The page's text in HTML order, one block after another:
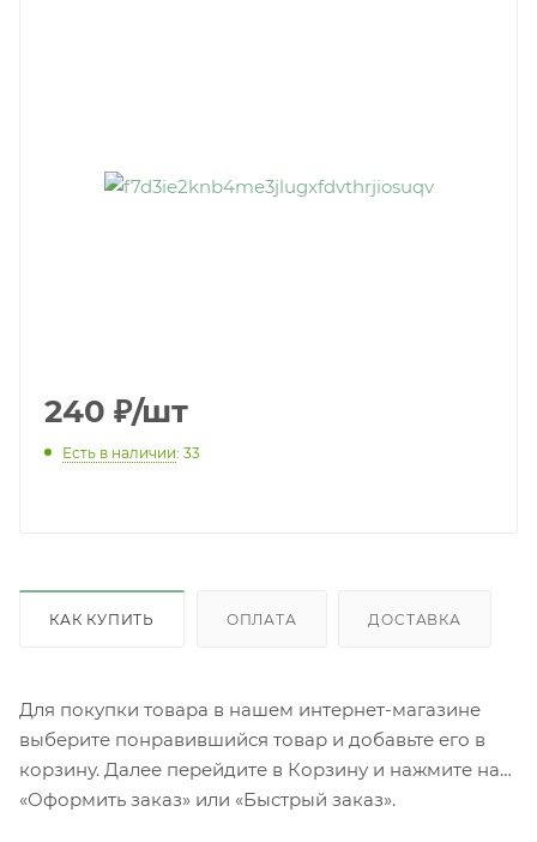
240 ₽/шт
Есть в наличии: 33
КАК КУПИТЬ ОПЛАТА ДОСТАВКА
Для покупки товара в нашем интернет-магазине
выберите понравившийся товар и добавьте его в
корзину. Далее перейдите в Корзину и нажмите на
«Оформить заказ» или «Быстрый заказ».